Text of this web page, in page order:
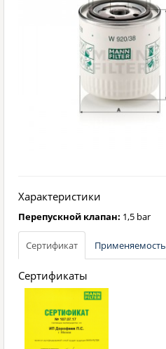
Характеристики
Перепускной клапан: 1,5 bar
Сертификат Применяемость
Сертификаты